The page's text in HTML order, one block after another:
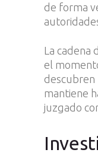
de forma
La cadena
el
descubren
mantiene
juzgado